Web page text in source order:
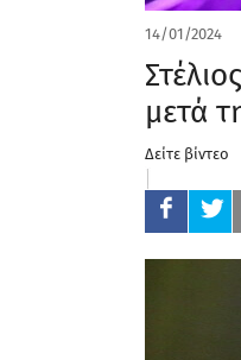
14/01/2024
μετά
Δείτε βίντεο